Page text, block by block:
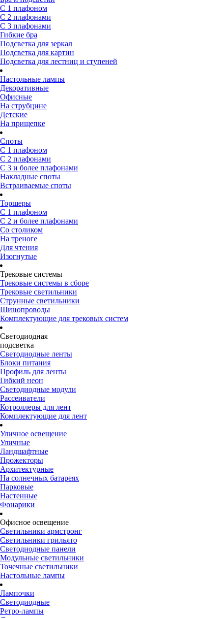
С 1 плафоном
С 2 плафонами
С 3 плафонами
Гибкие бра
Подсветка для зеркал
Подсветка для картин
Подсветка для лестниц и ступеней
Настольные лампы
Декоративные
Офисные
На струбцине
Детские
На прищепке
Споты
С 1 плафоном
С 2 плафонами
С 3 и более плафонами
Накладные споты
Встраиваемые споты
Торшеры
С 1 плафоном
С 2 и более плафонами
Со столиком
На треноге
Для чтения
Изогнутые
Трековые системы
Трековые системы в сборе
Трековые светильники
Струнные светильники
Шинопроводы
Комплектующие для трековых систем
Светодиодная
подсветка
Светодиодные ленты
Блоки питания
Профиль для ленты
Гибкий неон
Светодиодные модули
Рассеиватели
Котроллеры для лент
Комплектующие для лент
Уличное освещение
Уличные
Ландшафтные
Прожекторы
Архитектурные
На солнечных батареях
Парковые
Настенные
Фонарики
Офисное освещение
Светильники армстронг
Светильники грильято
Светодиодные панели
Модульные светильники
Точечные светильники
Настольные лампы
Лампочки
Светодиодные
Ретро-лампы